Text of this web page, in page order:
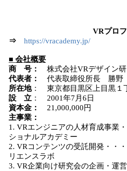
VRプロフェッショ
⇒ https://vracademy.jp/
■ 会社概要
商 号 ：
株式会社VRデザイン
代表者 ：
代表取締役所長 勝
所在地： 東京都目黒区上目黒１
設 立 ： 2001年7月6日
資本金 ：
21,000,000円
主事業 ：
1. VRエンジニアの人材育成事業
ショナルアカデミー
2. VRコンテンツの受託開発・・
リエンスラボ
3. VR企業向け研究会の企画・運